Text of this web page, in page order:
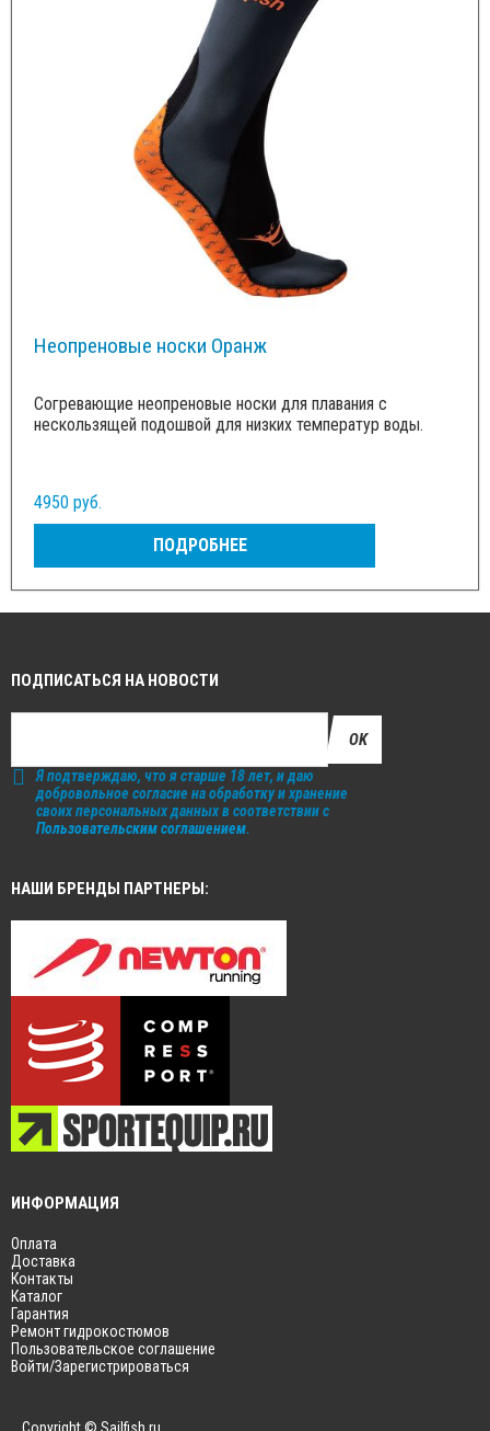
Неопреновые носки Оранж
Согревающие неопреновые носки для плавания с
нескользящей подошвой для низких температур воды.
4950 руб.
ПОДРОБНЕЕ
ПОДПИСАТЬСЯ НА НОВОСТИ
OK
Я подтверждаю, что я старше 18 лет, и даю
добровольное согласие на обработку и хранение
своих персональных данных в соответствии с
Пользовательским соглашением.
НАШИ БРЕНДЫ ПАРТНЕРЫ:
ИНФОРМАЦИЯ
Оплата
Доставка
Контакты
Каталог
Гарантия
Ремонт гидрокостюмов
Пользовательское соглашение
Войти/Зарегистрироваться